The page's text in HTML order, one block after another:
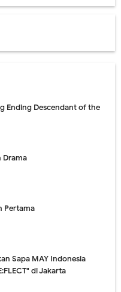
Ending Descendant of the
Drama
Pertama
Sapa MAY Indonesia
di Jakarta